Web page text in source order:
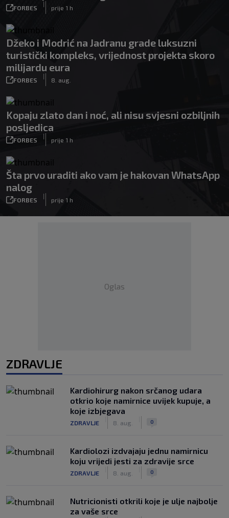
FORBES
|
prije 1 h
Džeko i Modrić na Jadranu grade luksuzni
turistički kompleks, vrijednost projekta skoro
milijardu eura
FORBES
|
8. aug.
Kopaju zlato dan i noć, ali nisu svjesni ozbiljnih
posljedica
FORBES
|
prije 1 h
Šta prvo uraditi ako vam je hakovan WhatsApp
nalog
FORBES
|
prije 1 h
Oglas
ZDRAVLJE
Kardiohirurg nakon srčanog udara
otkrio koje namirnice uvijek kupuje, a
koje izbjegava
ZDRAVLJE 8. aug. 0
Kardiolozi izdvajaju jednu namirnicu
koju vrijedi jesti za zdravije srce
ZDRAVLJE 8. aug. 0
Nutricionisti otkrili koje je ulje najbolje
za vaše srce